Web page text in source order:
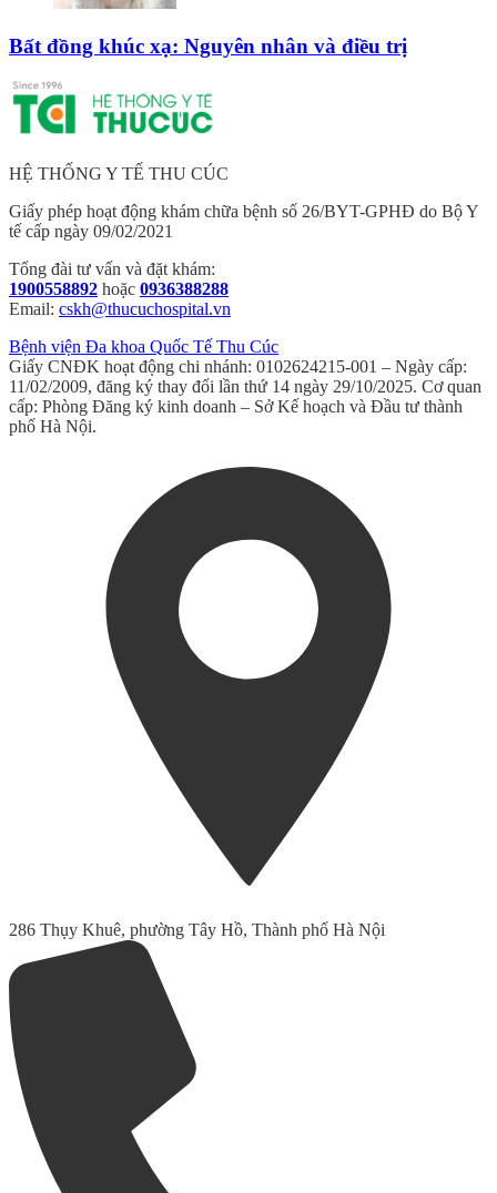
Bất đồng khúc xạ: Nguyên nhân và điều trị
HỆ THỐNG Y TẾ THU CÚC
Giấy phép hoạt động khám chữa bệnh số 26/BYT-GPHĐ do Bộ Y
tế cấp ngày 09/02/2021
Tổng đài tư vấn và đặt khám:
1900558892 hoặc 0936388288
Email: cskh@thucuchospital.vn
Bệnh viện Đa khoa Quốc Tế Thu Cúc
Giấy CNĐK hoạt động chi nhánh: 0102624215-001 – Ngày cấp:
11/02/2009, đăng ký thay đổi lần thứ 14 ngày 29/10/2025. Cơ quan
cấp: Phòng Đăng ký kinh doanh – Sở Kế hoạch và Đầu tư thành
phố Hà Nội.
286 Thụy Khuê, phường Tây Hồ, Thành phố Hà Nội